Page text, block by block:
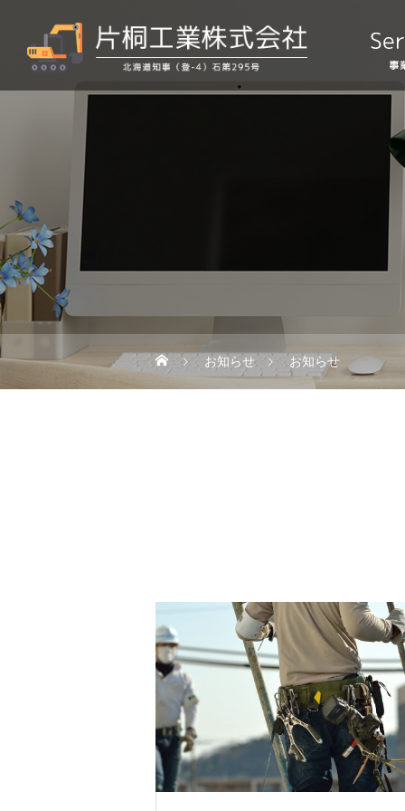
お知らせ お知らせ